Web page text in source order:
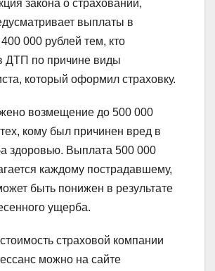
закона о страховании,
выплаты в
000 рублей тем, кто
ДТП по причине виды
который оформил страховку.
возмещение до 500 000
кому был причинен вред в
здоровью. Выплата 500 000
каждому пострадавшему,
быть понижен в результате
ущерба.
страховой компании
можно на сайте